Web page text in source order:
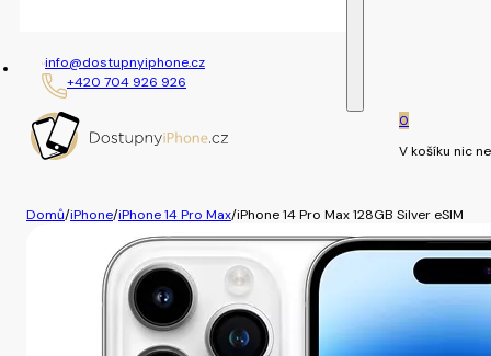
info@dostupnyiphone.cz
+420 704 926 926
0
V košíku nic
Domů/iPhone/iPhone 14 Pro Max/iPhone 14 Pro Max 128GB Silver eSIM